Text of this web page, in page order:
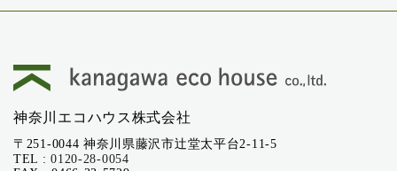
神奈川エコハウス株式会社
〒251-0044 神奈川県藤沢市辻堂太平台2-11-5
TEL :0120-28-0054